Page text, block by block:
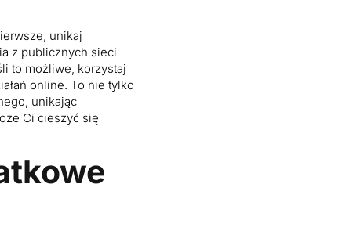
unikaj
z publicznych sieci
to możliwe, korzystaj
online. To nie tylko
unikając
Ci cieszyć się